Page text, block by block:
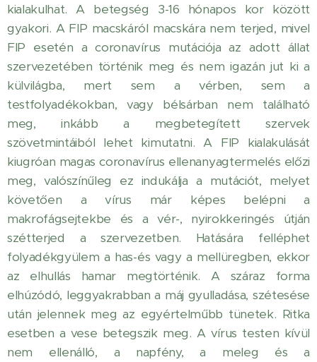
kialakulhat. A betegség 3-16 hónapos kor között
gyakori. A FIP macskáról macskára nem terjed, mivel
FIP esetén a coronavírus mutációja az adott állat
szervezetében történik meg és nem igazán jut ki a
külvilágba, mert sem a vérben, sem a
testfolyadékokban, vagy bélsárban nem található
meg, inkább a megbetegített szervek
szövetmintáiból lehet kimutatni. A FIP kialakulását
kiugróan magas coronavírus ellenanyagtermelés előzi
meg, valószínűleg ez indukálja a mutációt, melyet
követően a vírus már képes belépni a
makrofágsejtekbe és a vér-, nyirokkeringés útján
szétterjed a szervezetben. Hatására felléphet
folyadékgyülem a has-és vagy a mellüregben, ekkor
az elhullás hamar megtörténik. A száraz forma
elhúzódó, leggyakrabban a máj gyulladása, szétesése
után jelennek meg az egyértelműbb tünetek. Ritka
esetben a vese betegszik meg. A vírus testen kívül
nem ellenálló, a napfény, a meleg és a